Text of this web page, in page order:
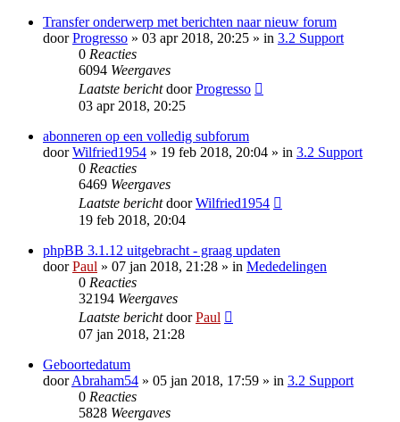
Transfer onderwerp met berichten naar nieuw forum
doorProgresso » 03 apr 2018, 20:25 » in 3.2 Support
0 Reacties
6094 Weergaves
Laatste berichtdoorProgresso
03 apr 2018, 20:25
abonneren op een volledig subforum
doorWilfried1954 » 19 feb 2018, 20:04 » in 3.2 Support
0 Reacties
6469 Weergaves
Laatste berichtdoorWilfried1954
19 feb 2018, 20:04
phpBB 3.1.12 uitgebracht - graag updaten
doorPaul » 07 jan 2018, 21:28 » in Mededelingen
0 Reacties
32194 Weergaves
Laatste berichtdoorPaul
07 jan 2018, 21:28
Geboortedatum
doorAbraham54 » 05 jan 2018, 17:59 » in 3.2 Support
0 Reacties
5828 Weergaves